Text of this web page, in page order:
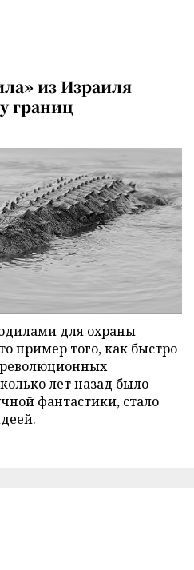
из Израиля
границ
для охраны
пример того, как быстро
лет назад было
фантастики, стало